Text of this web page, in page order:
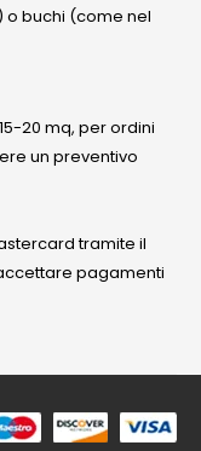
o buchi (come nel
20 mq, per ordini
un preventivo
tramite il
pagamenti